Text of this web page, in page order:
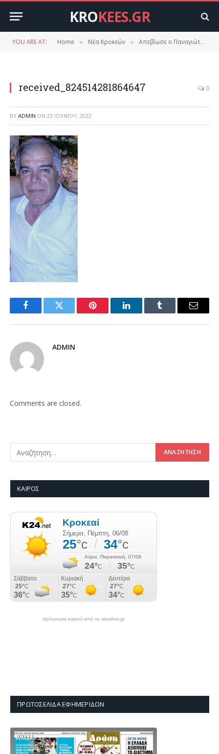
KROKEES.GR
YOU ARE AT: Home » Νέα Κροκεών » Απεβίωσε ο Παναγιώτης Γεωργιλάς
received_824514281864647 0
BY ADMIN ON 23 ΙΟΥΝΊΟΥ, 2022
FacebookTwitter Pinterest LinkedInTumblr Email
ADMIN
Comments are closed.
ΚΑΙΡΌΣ
πρόγνωση καιρού από το weather.gr
ΠΡΩΤΟΣΈΛΙΔΑ ΕΦΗΜΕΡΊΔΩΝ